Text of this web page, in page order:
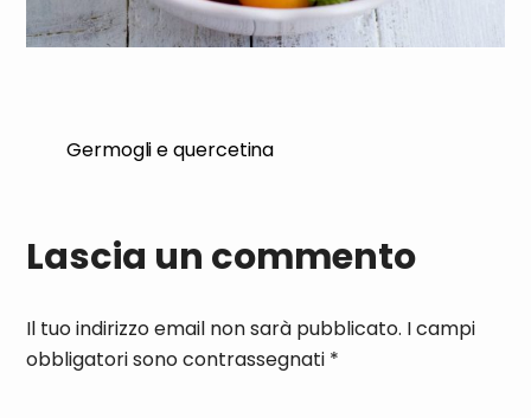
Germogli e quercetina
Lascia un commento
Il tuo indirizzo email non sarà pubblicato. I campi
obbligatori sono contrassegnati *